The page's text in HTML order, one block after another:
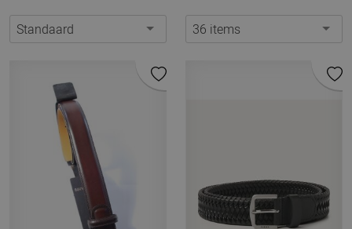
Standaard 36 items